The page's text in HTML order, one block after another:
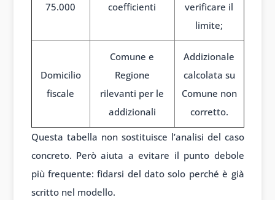
75.000
coefficienti
verificare il
limite;
Domicilio
fiscale
Comune e
Regione
rilevanti per le
addizionali
Addizionale
calcolata su
Comune non
corretto.
Questa tabella non sostituisce l’analisi del caso
concreto. Però aiuta a evitare il punto debole
più frequente: fidarsi del dato solo perché è già
scritto nel modello.